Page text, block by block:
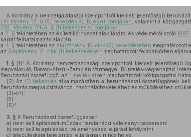
A Kormány a nemzetgazdasági szempontból kiemelt jelentőségű
LIII. törvény 12. § (5) bekezdés a), b) és e) pontjában , valamint a
CXL. törvény 174/A. § (1) bekezdés a) pontjában
a 2. § tekintetében az épített környezet alakításáról és védelméről szóló
kapott felhatalmazás alapján,
a 4. § tekintetében az Alaptörvény 15. cikk (3) bekezdésében meghatározott
az Alaptörvény 15. cikk (1) bekezdésében meghatározott feladatkörben
1. § (1) 1 A Kormány nemzetgazdasági szempontból kiemelt jelentőségű
megvalósuló, Borsod-Abaúj-Zemplén Vármegyei Büntetés-végrehajtási
Beruházás) összefüggő, az 1. mellékletben meghatározott közigazgatási
(2) Az (1) bekezdés alkalmazásában a beruházással összefüggőnek
Beruházás megvalósításához, használatbavételéhez és működéséhez
(3)–(4) 2
(5) 3
(6)4
2. § A Beruházással összefüggésben
a) nem kell építészeti-műszaki tervtanácsi véleményt beszerezni,
b) nem kell településképi véleményezési eljárást lefolytatni,
c) településképi bejelentési eljárásnak nincs helye.